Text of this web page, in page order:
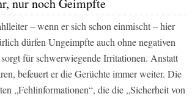
nur noch Geimpfte
– wenn er sich schon einmischt – hier
dürfen Ungeimpfte auch ohne negativen
für schwerwiegende Irritationen. Anstatt
befeuert er die Gerüchte immer weiter. Die
„Fehlinformationen“, die die „Sicherheit von